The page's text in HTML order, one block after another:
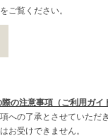
ご覧ください。
の注意事項（ご利用ガイ
への了承とさせていただき
お受けできません。